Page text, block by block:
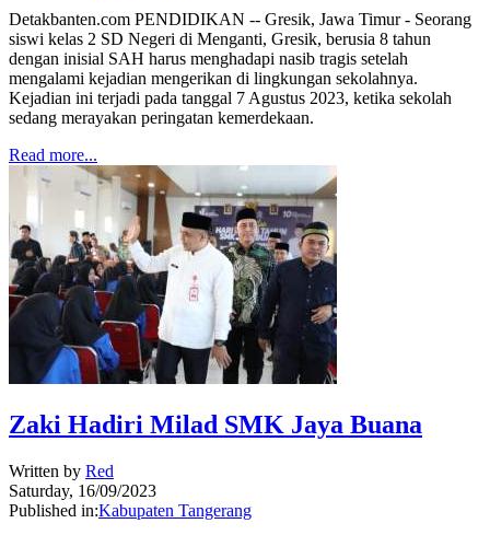
Detakbanten.com PENDIDIKAN -- Gresik, Jawa Timur - Seorang
siswi kelas 2 SD Negeri di Menganti, Gresik, berusia 8 tahun
dengan inisial SAH harus menghadapi nasib tragis setelah
mengalami kejadian mengerikan di lingkungan sekolahnya.
Kejadian ini terjadi pada tanggal 7 Agustus 2023, ketika sekolah
sedang merayakan peringatan kemerdekaan.
Read more...
Zaki Hadiri Milad SMK Jaya Buana
Written by Red
Saturday, 16/09/2023
Published in:Kabupaten Tangerang